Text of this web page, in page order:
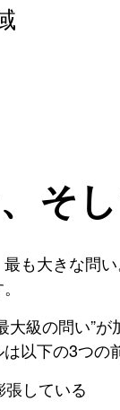
そ
も大きな問
大級の問い”が
以下の3つの
している